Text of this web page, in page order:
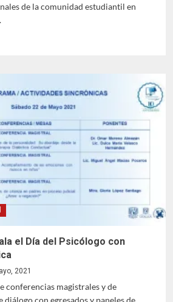
de la comunidad estudiantil en
el Día del Psicólogo con
2021
conferencias magistrales y de
diálogo con egresados y paneles de